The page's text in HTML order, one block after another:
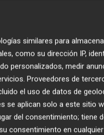
"estudio sensato,
pueda resolverlo".
abordar en un
que regular el
y valorar".
similares para
como su dirección IP,
personalizados, medir
Proveedores de
el uso de datos de
se aplican solo a este sitio
del consentimiento; tiene
consentimiento en